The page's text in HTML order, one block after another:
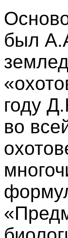
был
году
во